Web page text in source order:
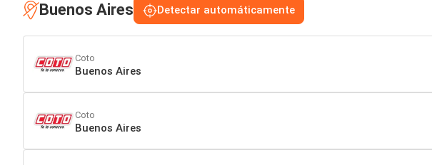
Buenos Aires Detectar automáticamente
Coto
Buenos Aires
Coto
Buenos Aires